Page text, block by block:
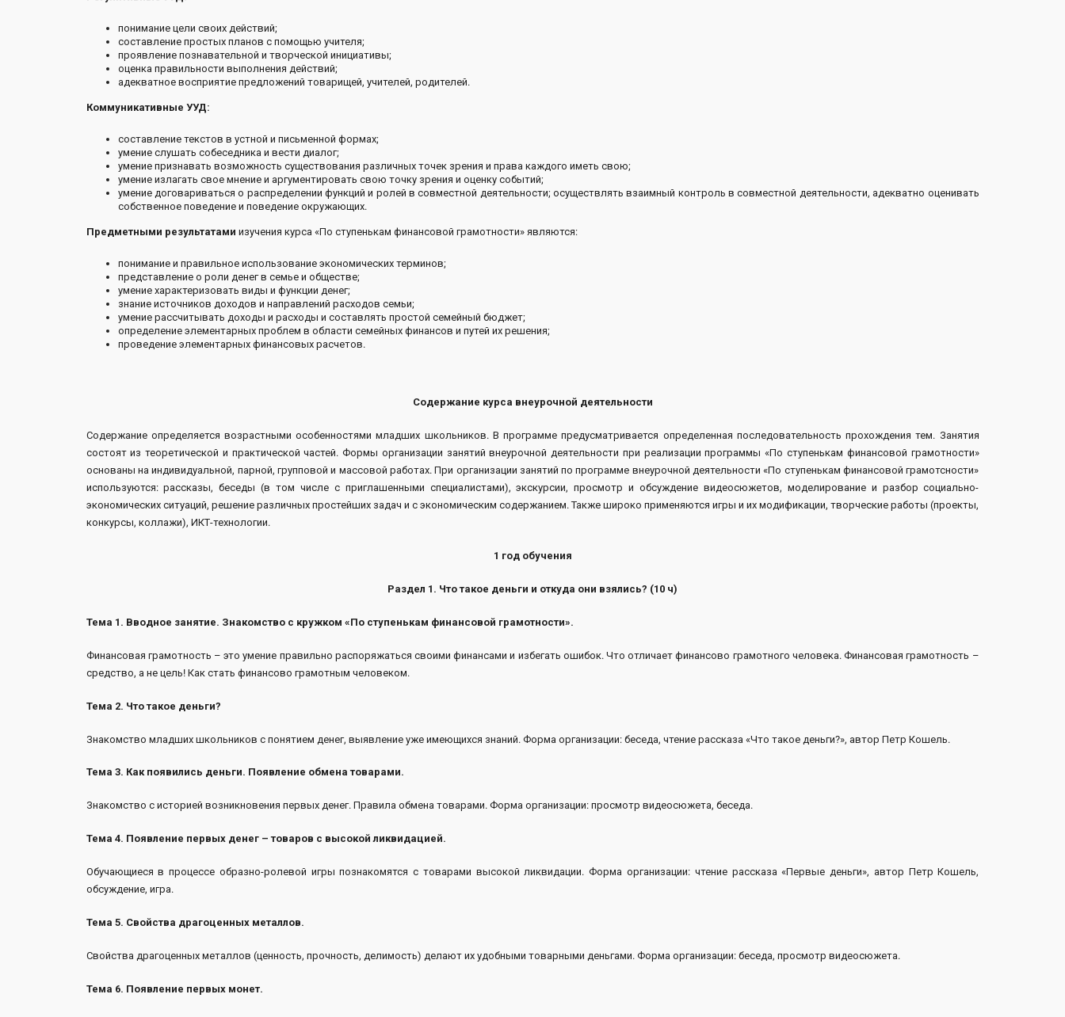
понимание цели своих действий;
составление простых планов с помощью учителя;
проявление познавательной и творческой инициативы;
оценка правильности выполнения действий;
адекватное восприятие предложений товарищей, учителей, родителей.
Коммуникативные УУД:
составление текстов в устной и письменной формах;
умение слушать собеседника и вести диалог;
умение признавать возможность существования различных точек зрения и права каждого иметь свою;
умение излагать свое мнение и аргументировать свою точку зрения и оценку событий;
умение договариваться о распределении функций и ролей в совместной деятельности; осуществлять взаимный контроль в совместной деятельности, адекватно оценивать
собственное поведение и поведение окружающих.
Предметными результатами изучения курса «По ступенькам финансовой грамотности» являются:
понимание и правильное использование экономических терминов;
представление о роли денег в семье и обществе;
умение характеризовать виды и функции денег;
знание источников доходов и направлений расходов семьи;
умение рассчитывать доходы и расходы и составлять простой семейный бюджет;
определение элементарных проблем в области семейных финансов и путей их решения;
проведение элементарных финансовых расчетов.
Содержание курса внеурочной деятельности
Содержание определяется возрастными особенностями младших школьников. В программе предусматривается определенная последовательность прохождения тем. Занятия
состоят из теоретической и практической частей. Формы организации занятий внеурочной деятельности при реализации программы «По ступенькам финансовой грамотности»
основаны на индивидуальной, парной, групповой и массовой работах. При организации занятий по программе внеурочной деятельности «По ступенькам финансовой грамотсности»
используются: рассказы, беседы (в том числе с приглашенными специалистами), экскурсии, просмотр и обсуждение видеосюжетов, моделирование и разбор социально-
экономических ситуаций, решение различных простейших задач и с экономическим содержанием. Также широко применяются игры и их модификации, творческие работы (проекты,
конкурсы, коллажи), ИКТ-технологии.
1 год обучения
Раздел 1. Что такое деньги и откуда они взялись? (10 ч)
Тема 1. Вводное занятие. Знакомство с кружком «По ступенькам финансовой грамотности».
Финансовая грамотность – это умение правильно распоряжаться своими финансами и избегать ошибок. Что отличает финансово грамотного человека. Финансовая грамотность –
средство, а не цель! Как стать финансово грамотным человеком.
Тема 2. Что такое деньги?
Знакомство младших школьников с понятием денег, выявление уже имеющихся знаний. Форма организации: беседа, чтение рассказа «Что такое деньги?», автор Петр Кошель.
Тема 3. Как появились деньги. Появление обмена товарами.
Знакомство с историей возникновения первых денег. Правила обмена товарами. Форма организации: просмотр видеосюжета, беседа.
Тема 4. Появление первых денег – товаров с высокой ликвидацией.
Обучающиеся в процессе образно-ролевой игры познакомятся с товарами высокой ликвидации. Форма организации: чтение рассказа «Первые деньги», автор Петр Кошель,
обсуждение, игра.
Тема 5. Свойства драгоценных металлов.
Свойства драгоценных металлов (ценность, прочность, делимость) делают их удобными товарными деньгами. Форма организации: беседа, просмотр видеосюжета.
Тема 6. Появление первых монет.